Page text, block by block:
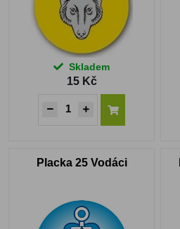
Skladem
15 Kč
Placka 25 Vodáci